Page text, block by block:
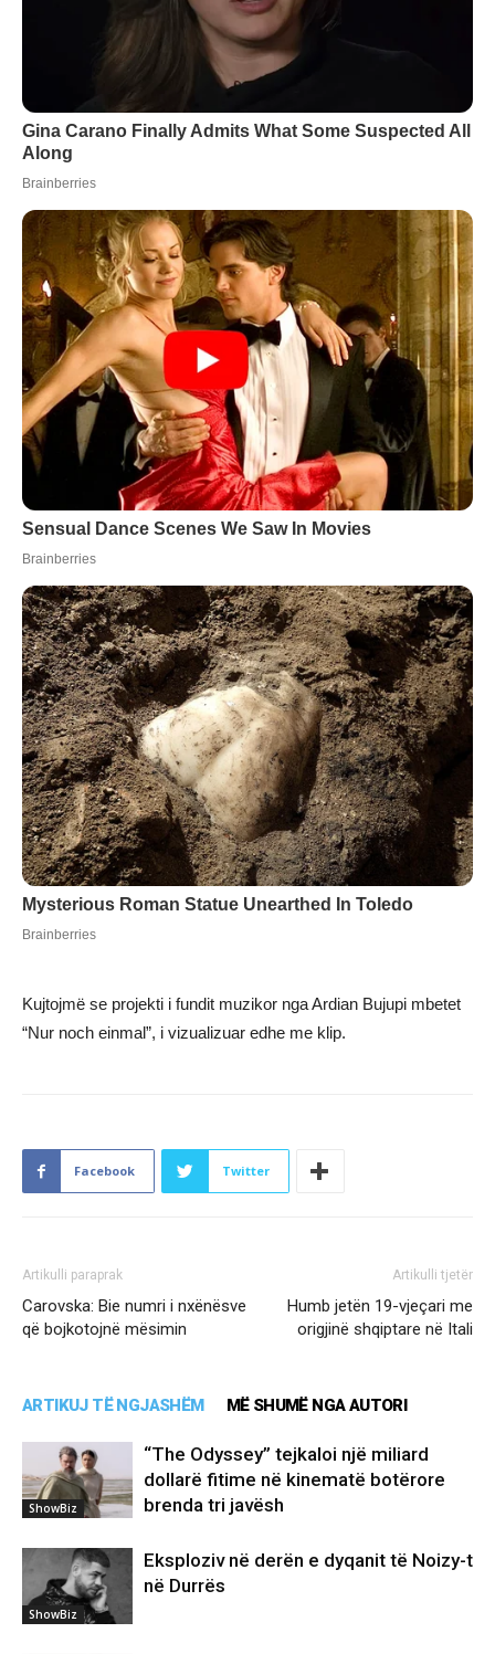
Kujtojmë se projekti i fundit muzikor nga Ardian Bujupi mbetet
“Nur noch einmal”, i vizualizuar edhe me klip.
Facebook Twitter
Artikulli paraprak
Carovska: Bie numri i nxënësve
që bojkotojnë mësimin
Artikulli tjetër
Humb jetën 19-vjeçari me
origjinë shqiptare në Itali
ARTIKUJ TË NGJASHËM MË SHUMË NGA AUTORI
ShowBiz
“The Odyssey” tejkaloi një miliard
dollarë fitime në kinematë botërore
brenda tri javësh
ShowBiz
Eksploziv në derën e dyqanit të Noizy-t
në Durrës